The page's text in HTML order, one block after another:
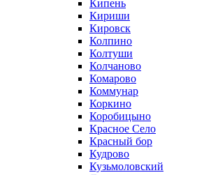
Кипень
Кириши
Кировск
Колпино
Колтуши
Колчаново
Комарово
Коммунар
Коркино
Коробицыно
Красное Село
Красный бор
Кудрово
Кузьмоловский